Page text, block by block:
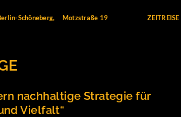
Schöneberg, Motzstraße 19 ZEITREISE
nachhaltige Strategie für
Vielfalt“